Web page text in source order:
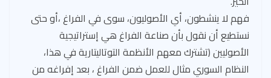
فهم لا ينشطون، أي الأصوليون، سوى في الفراغ ،أو حتى
نستطيع أن نقول بأن صناعة الفراغ هي إستراتيجية
الأصوليين (تشترك معهم الأنظمة التوتاليتارية في هذا،
النظام السوري مثال للعمل ضمن الفراغ ، بعد إفراغه من